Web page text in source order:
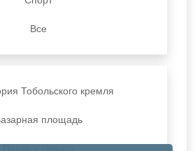
Все
Тобольского кремля
площадь